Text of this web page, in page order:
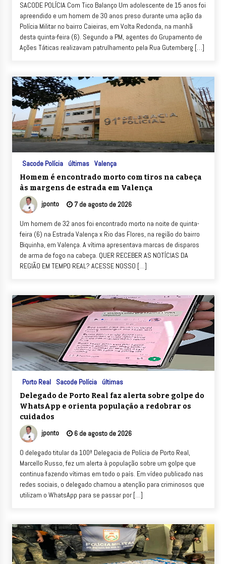
SACODE POLÍCIA Com Tico Balanço Um adolescente de 15 anos foi
apreendido e um homem de 30 anos preso durante uma ação da
Polícia Militar no bairro Caieiras, em Volta Redonda, na manhã
desta quinta-feira (6). Segundo a PM, agentes do Grupamento de
Ações Táticas realizavam patrulhamento pela Rua Gutemberg […]
Sacode Polícia últimas Valença
Homem é encontrado morto com tiros na cabeça
às margens de estrada em Valença
jponto 7 de agosto de 2026
Um homem de 32 anos foi encontrado morto na noite de quinta-
feira (6) na Estrada Valença x Rio das Flores, na região do bairro
Biquinha, em Valença. A vítima apresentava marcas de disparos
de arma de fogo na cabeça. QUER RECEBER AS NOTÍCIAS DA
REGIÃO EM TEMPO REAL? ACESSE NOSSO […]
Porto Real Sacode Polícia últimas
Delegado de Porto Real faz alerta sobre golpe do
WhatsApp e orienta população a redobrar os
cuidados
jponto 6 de agosto de 2026
O delegado titular da 100ª Delegacia de Polícia de Porto Real,
Marcello Russo, fez um alerta à população sobre um golpe que
continua fazendo vítimas em todo o país. Em vídeo publicado nas
redes sociais, o delegado chamou a atenção para criminosos que
utilizam o WhatsApp para se passar por […]